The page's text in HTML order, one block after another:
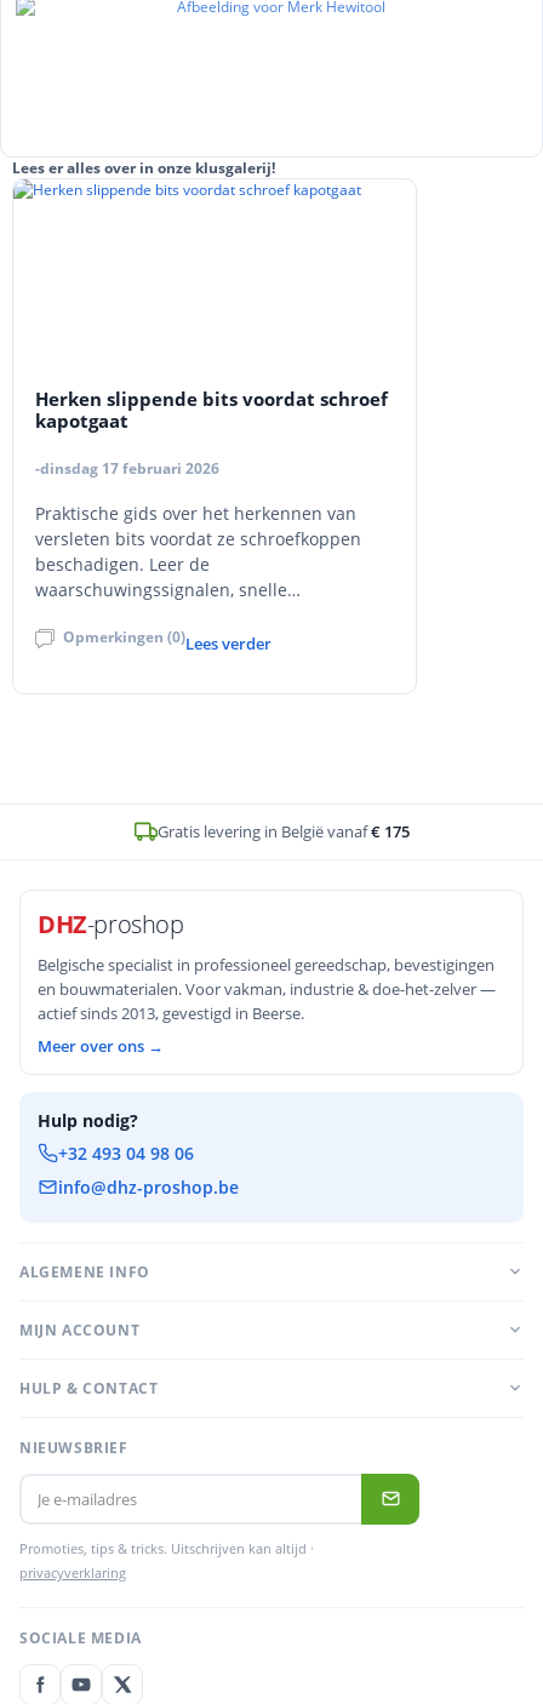
Lees er alles over in onze klusgalerij!
Herken slippende bits voordat schroef
kapotgaat
-dinsdag 17 februari 2026
Praktische gids over het herkennen van
versleten bits voordat ze schroefkoppen
beschadigen. Leer de
waarschuwingssignalen, snelle
vervangen. Met interne links naar DHZ-
Opmerkingen (0)Lees verder
Op voorraad en voor16ubesteld, zelfde werkdag verstuurd
DHZ-proshop
Belgische specialist in professioneel gereedschap, bevestigingen
en bouwmaterialen. Voor vakman, industrie & doe-het-zelver —
actief sinds 2013, gevestigd in Beerse.
Meer over ons →
Hulp nodig?
+32 493 04 98 06
info@dhz-proshop.be
ALGEMENE INFO
MIJN ACCOUNT
HULP & CONTACT
NIEUWSBRIEF
Promoties, tips & tricks. Uitschrijven kan altijd ·
privacyverklaring
SOCIALE MEDIA